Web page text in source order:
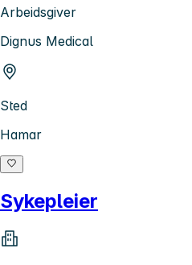
Arbeidsgiver
Dignus Medical
Sted
Hamar
Sykepleier